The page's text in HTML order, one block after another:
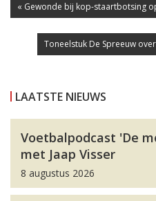
« Gewonde bij kop-staartbotsing
Toneelstuk De Spreeuw
LAATSTE NIEUWS
Voetbalpodcast 'De
met Jaap Visser
8 augustus 2026